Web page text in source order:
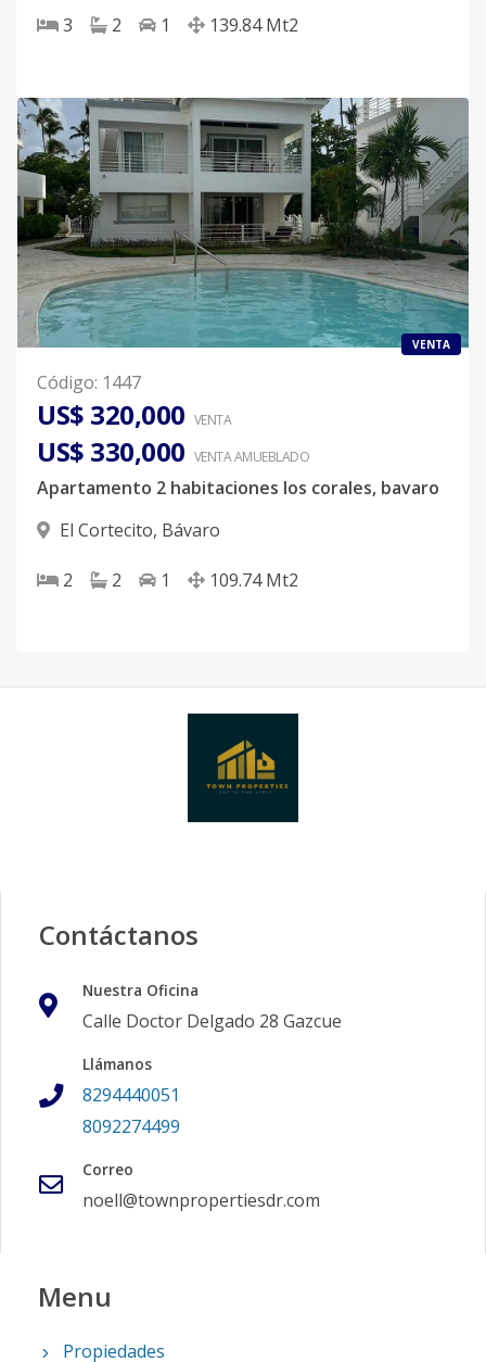
3 2 1 139.84 Mt2
VENTA
Código: 1447
US$ 320,000 VENTA
US$ 330,000 VENTA AMUEBLADO
Apartamento 2 habitaciones los corales, bavaro
El Cortecito, Bávaro
2 2 1 109.74 Mt2
Contáctanos
Nuestra Oficina
Calle Doctor Delgado 28 Gazcue
Llámanos
8294440051
8092274499
Correo
noell@townpropertiesdr.com
Menu
Propiedades